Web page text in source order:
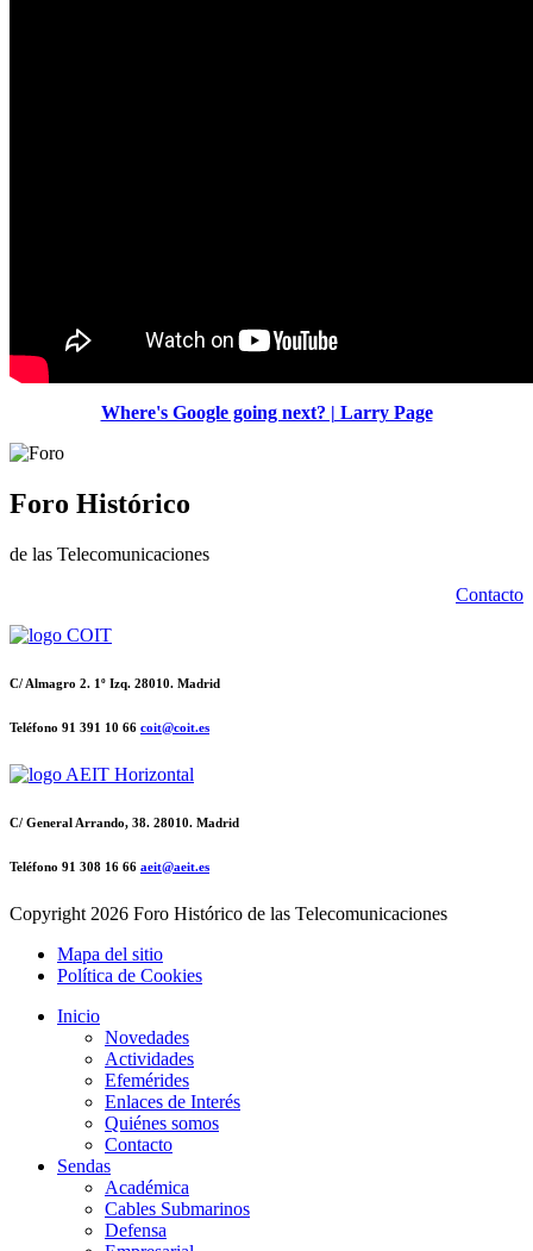
Where's Google going next? | Larry Page
Foro Histórico
de las Telecomunicaciones
Contacto
C/ Almagro 2. 1º Izq. 28010. Madrid
Teléfono 91 391 10 66 coit@coit.es
C/ General Arrando, 38. 28010. Madrid
Teléfono 91 308 16 66 aeit@aeit.es
Copyright 2026 Foro Histórico de las Telecomunicaciones
Mapa del sitio
Política de Cookies
Inicio
Novedades
Actividades
Efemérides
Enlaces de Interés
Quiénes somos
Contacto
Sendas
Académica
Cables Submarinos
Defensa